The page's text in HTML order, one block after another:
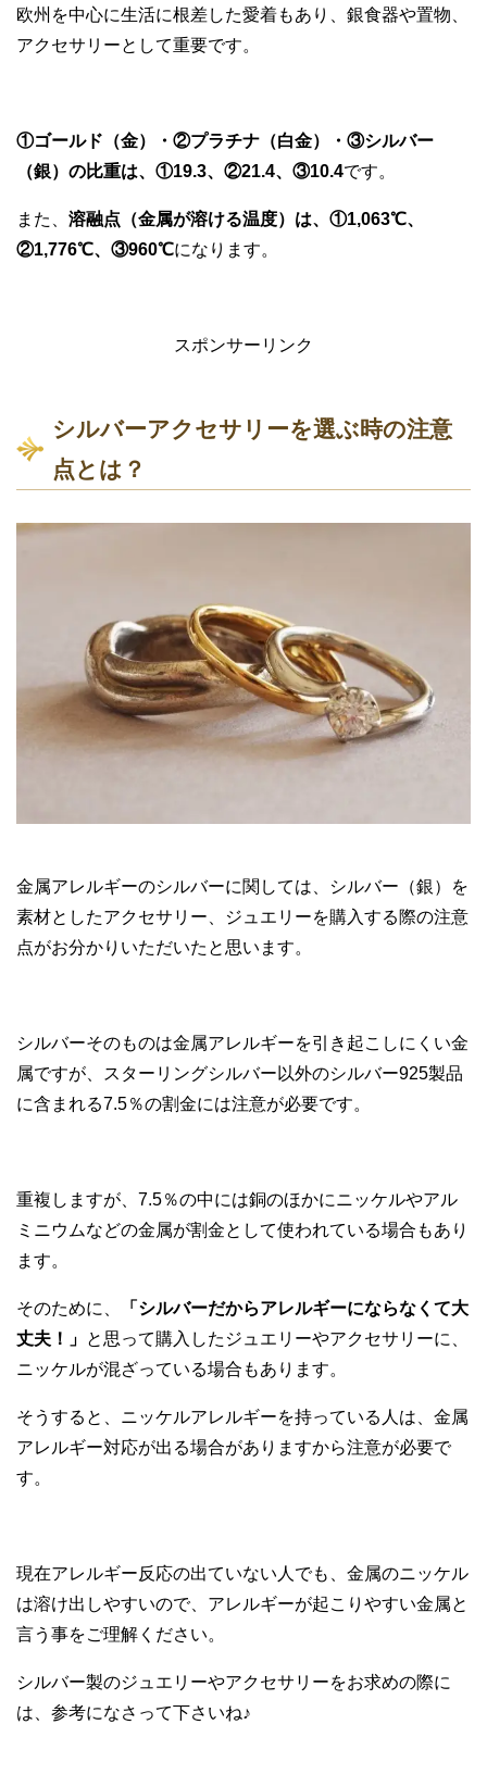
欧州を中心に生活に根差した愛着もあり、銀食器や置物、
アクセサリーとして重要です。
①ゴールド（金）・②プラチナ（白金）・③シルバー
（銀）の比重は、①19.3、②21.4、③10.4です。
また、 溶融点（金属が溶ける温度）は、①1,063℃、
②1,776℃、③960℃になります。
スポンサーリンク
シルバーアクセサリーを選ぶ時の注意
点とは？
金属アレルギーのシルバーに関しては、シルバー（銀）を
素材としたアクセサリー、ジュエリーを購入する際の注意
点がお分かりいただいたと思います。
シルバーそのものは金属アレルギーを引き起こしにくい金
属ですが、スターリングシルバー以外のシルバー925製品
に含まれる7.5％の割金には注意が必要です。
重複しますが、7.5％の中には銅のほかにニッケルやアル
ミニウムなどの金属が割金として使われている場合もあり
ます。
そのために、
「シルバーだからアレルギーにならなくて大
丈夫！」 と思って購入したジュエリーやアクセサリーに、
ニッケルが混ざっている場合もあります。
そうすると、ニッケルアレルギーを持っている人は、金属
アレルギー対応が出る場合がありますから注意が必要で
す。
現在アレルギー反応の出ていない人でも、金属のニッケル
は溶け出しやすいので、アレルギーが起こりやすい金属と
言う事をご理解ください。
シルバー製のジュエリーやアクセサリーをお求めの際に
は、参考になさって下さいね♪